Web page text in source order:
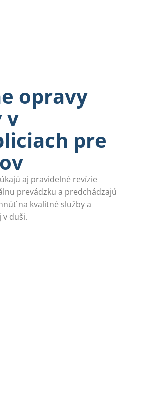
opravy
v
pre
aj pravidelné revízie
prevádzku a predchádzajú
na kvalitné služby a
duši.